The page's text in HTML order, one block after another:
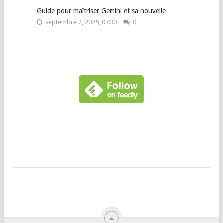
Guide pour maîtriser Gemini et sa nouvelle …
septembre 2, 2025, 07:30 0